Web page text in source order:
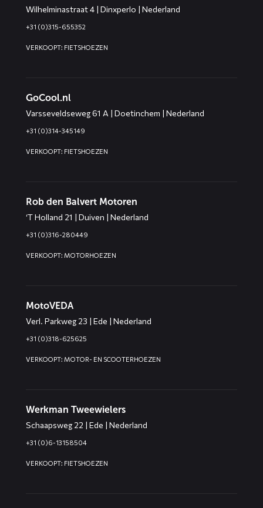
Wilhelminastraat 4 | Dinxperlo | Nederland
+31 (0)315-655352
VERKOOPT: FIETSHOEZEN
GoCool.nl
Varsseveldseweg 61 A | Doetinchem | Nederland
+31 (0)314-345149
VERKOOPT: FIETSHOEZEN
Rob den Balvert Motoren
‘T Holland 21 | Duiven | Nederland
+31 (0)316-280449
VERKOOPT: MOTORHOEZEN
MotoVEDA
Verl. Parkweg 23 | Ede | Nederland
+31 (0)318-625625
VERKOOPT: MOTOR- EN SCOOTERHOEZEN
Werkman Tweewielers
Schaapsweg 22 | Ede | Nederland
+31 (0)6-13158504
VERKOOPT: FIETSHOEZEN